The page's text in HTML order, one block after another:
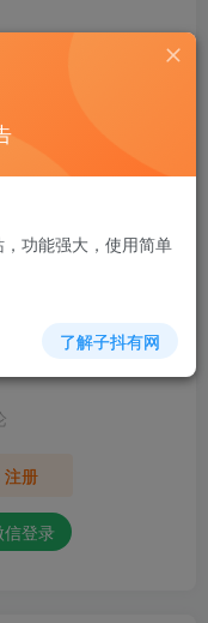
注册
信登录
功能强大，使用简单
了解子抖有网